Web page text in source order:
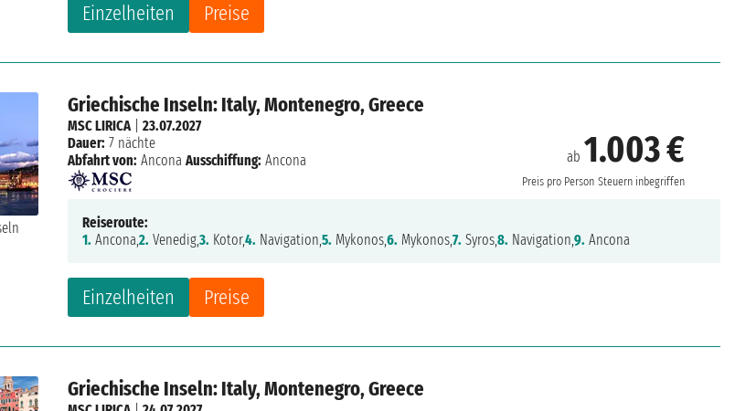
Einzelheiten Preise
Griechische Inseln: Italy, Montenegro, Greece
ab 1.003 €
Preis pro Person Steuern inbegriffen
Einzelheiten Preise
MSC LIRICA|23.07.2027
Dauer: 7 nächte
Abfahrt von: Ancona Ausschiffung: Ancona
Reiseroute:
1. Ancona,2. Venedig,3. Kotor,4. Navigation,5. Mykonos,6. Mykonos,7. Syros,8. Navigation,9. Ancona
Griechische Inseln: Italy, Montenegro, Greece